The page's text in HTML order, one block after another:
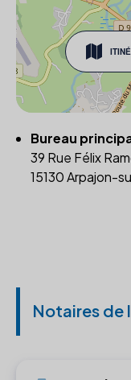
Bureau
39 Rue Félix
15130 Arpajon-
Notaires de